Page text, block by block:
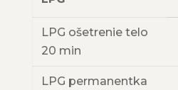
LPG ošetrenie telo
20 min
LPG permanentka